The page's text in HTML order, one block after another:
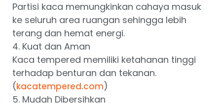
Partisi kaca memungkinkan cahaya masuk
ke seluruh area ruangan sehingga lebih
terang dan hemat energi.
4. Kuat dan Aman
Kaca tempered memiliki ketahanan tinggi
terhadap benturan dan tekanan.
(kacatempered.com)
5. Mudah Dibersihkan